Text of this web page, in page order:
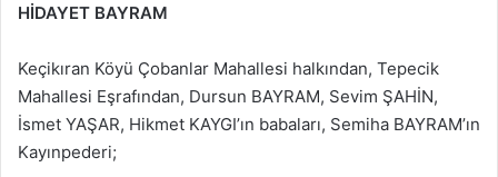
HİDAYET BAYRAM
Keçikıran Köyü Çobanlar Mahallesi halkından, Tepecik
Mahallesi Eşrafından, Dursun BAYRAM, Sevim ŞAHİN,
İsmet YAŞAR, Hikmet KAYGI’ın babaları, Semiha BAYRAM’ın
Kayınpederi;